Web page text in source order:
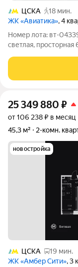
ЦСКА
18 мин.
ЖК «Авиатика», 4
Номер лота: вт-
светлая,
16,6 кв. м, в новом
квартира cделан
25 349 880 ₽
от 106 238 ₽ в месяц
45,3 м²
2-комн.
новостройка
ЦСКА
19 мин.
ЖК «Амбер Сити», 3